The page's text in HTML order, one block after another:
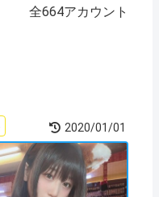
全664アカウント
2020/01/01